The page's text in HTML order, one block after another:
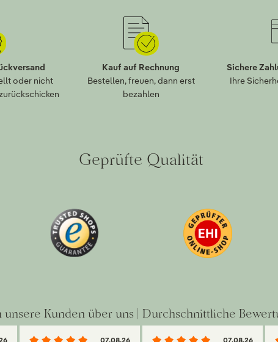
oder nicht
Kauf auf Rechnung
Bestellen, freuen, dann erst
bezahlen
Sichere
Ihre
Geprüfte Qualität
unsere Kunden über uns | Durchschnittliche
07.08.26
07.08.26